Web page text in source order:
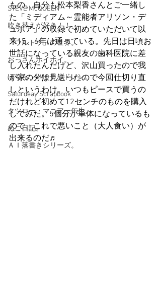
STEVE McQUEEN
吹き替えが好き！！
「ウルトラ」の世界。
おっさんホイホイ。
ぼくら、YMOチルドレン。
Saturdeay Scrapbook
タツロー・マニア一年生。
ぬこ日記。
ＡＩ落書きシリーズ。
もの。自分も松本梨香さんとご一緒し
た「ミディアム～霊能者アリソン・デ
ュボア」の収録で初めていただいて以
来15、6年は通っている。先日は日頃お
世話になっている親友の歯科医院に差
し入れたんだけど、沢山買ったので我
が家の分は見送ったので今回仕切り直
しというわけ。いつもピースで買うの
だけれど初めて12センチのものを購入
してみた。5個分が単体になっているも
ので、これで悪いこと（大人食い）が
出来るのだ♬